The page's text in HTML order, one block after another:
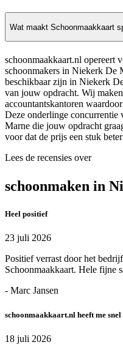
Wat maakt Schoonmaakkaart
schoonmaakkaart.nl opereert
schoonmakers in Niekerk De
beschikbaar zijn in Niekerk
van jouw opdracht. Wij
accountantskantoren
Deze onderlinge
Marne die jouw opdracht
voor dat de prijs een stuk
Lees de recensies over
schoonmaken in
Heel positief
23 juli 2026
Positief verrast door het
Schoonmaakkaart. Hele fijne
- Marc Jansen
schoonmaakkaart.nl heeft me
18 juli 2026